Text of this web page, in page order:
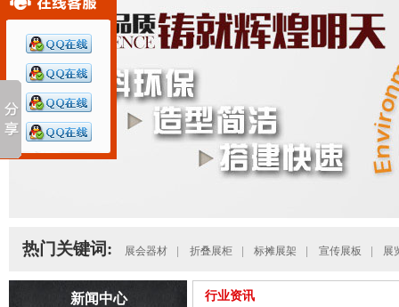
热门关键词: 展会器材 折叠展柜 标摊展架 宣传展板 展
行业资讯
新闻中心